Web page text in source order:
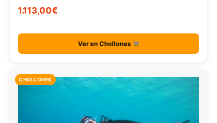
1.113,00€
Ver en Chollones
CHOLLONES